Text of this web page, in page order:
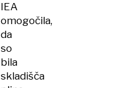
IEA
omogočila,
da
so
bila
skladišča